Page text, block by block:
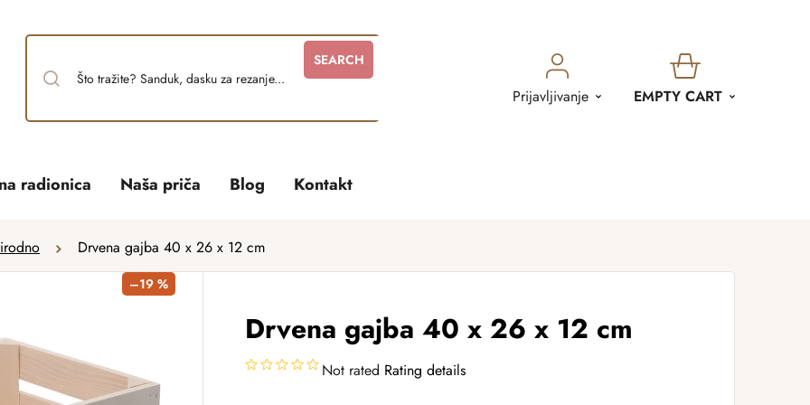
SEARCH
Prijavljivanje
SHOPPING
EMPTY CART
radionica Naša priča Blog Kontakt
Drvena gajba 40 x 26 x 12 cm
Drvena gajba 40 x 26 x 12 cm
Not rated Rating details
–19 %